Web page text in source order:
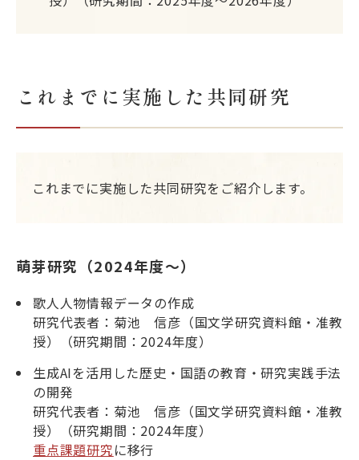
これまでに実施した共同研究
これまでに実施した共同研究をご紹介します。
萌芽研究（2024年度～）
歌人人物情報データの作成
研究代表者：菊池 信彦（国文学研究資料館・准教
授）（研究期間：2024年度）
生成AIを活用した歴史・国語の教育・研究実践手法
の開発
研究代表者：菊池 信彦（国文学研究資料館・准教
授）（研究期間：2024年度）
重点課題研究に移行